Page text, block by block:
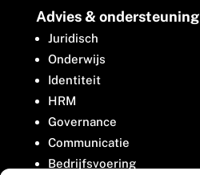
Advies & ondersteuning
Juridisch
Onderwijs
Identiteit
HRM
Governance
Communicatie
Bedrijfsvoering